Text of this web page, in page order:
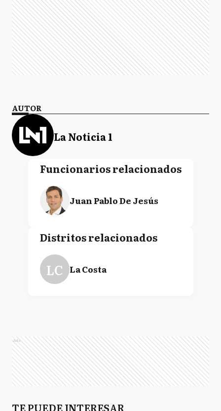
AUTOR
La Noticia 1
Funcionarios relacionados
Juan Pablo De Jesús
Distritos relacionados
LC La Costa
Ads
TE PUEDE INTERESAR